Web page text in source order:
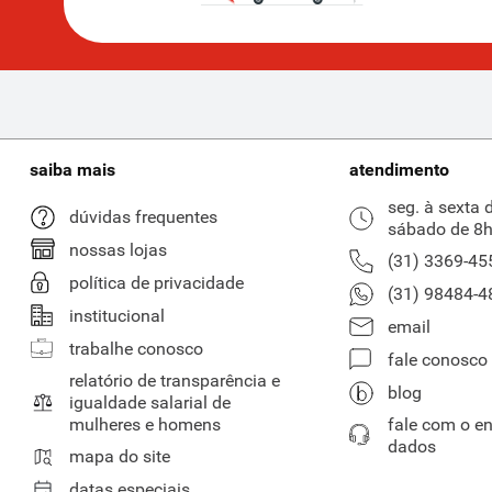
saiba mais
dúvidas frequentes
nossas lojas
política de privacidade
institucional
trabalhe conosco
relatório de transparência e
igualdade salarial de
mulheres e homens
mapa do site
atendimento
seg. à sexta
sábado de
(31) 3369-
(31) 98484-
email
fale conosco
blog
fale com o
dados